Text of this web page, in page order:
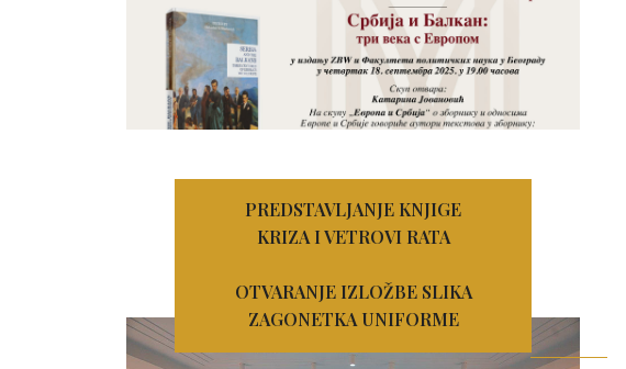
PREDSTAVLJANJE KNJIGE
KRIZA I VETROVI RATA
OTVARANJE IZLOŽBE SLIKA
ZAGONETKA UNIFORME